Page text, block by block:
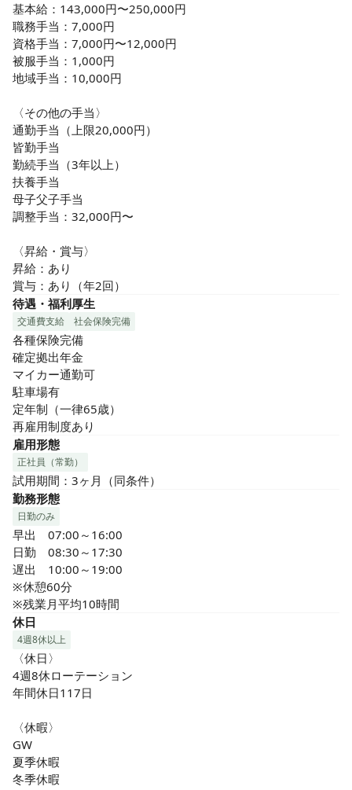
基本給：143,000円〜250,000円
職務手当：7,000円
資格手当：7,000円〜12,000円
被服手当：1,000円
地域手当：10,000円
〈その他の手当〉
通勤手当（上限20,000円）
皆勤手当
勤続手当（3年以上）
扶養手当
母子父子手当
調整手当：32,000円〜
〈昇給・賞与〉
昇給：あり
賞与：あり（年2回）
待遇・福利厚生
交通費支給 社会保険完備
各種保険完備
確定拠出年金
マイカー通勤可
駐車場有
定年制（一律65歳）
再雇用制度あり
雇用形態
正社員（常勤）
試用期間：3ヶ月（同条件）
勤務形態
日勤のみ
早出　07:00～16:00
日勤　08:30～17:30
遅出　10:00～19:00
※休憩60分
※残業月平均10時間
休日
4週8休以上
〈休日〉
4週8休ローテーション
年間休日117日
〈休暇〉
GW
夏季休暇
冬季休暇